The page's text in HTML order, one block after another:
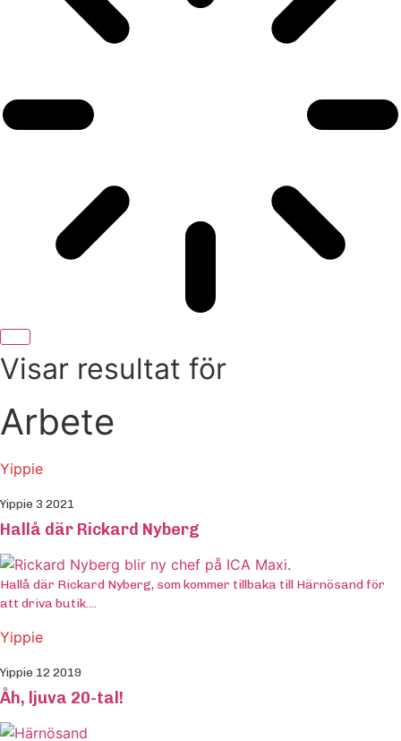
Visar resultat för
Arbete
Yippie
Yippie 3 2021
Hallå där Rickard Nyberg
Hallå där Rickard Nyberg, som kommer tillbaka till Härnösand för
att driva butik....
Yippie
Yippie 12 2019
Åh, ljuva 20-tal!